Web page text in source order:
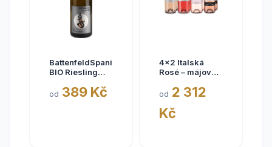
BattenfeldSpanier
BIO Riesling
2025,
od 389 Kč
4x2 Italská
Rosé – májové
od 2 312
Kč